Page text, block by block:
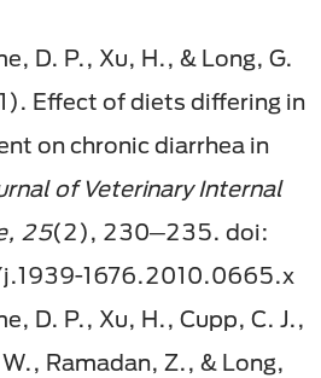
D. P., Xu, H., & Long, G.
Effect of diets differing in
on chronic diarrhea in
of Veterinary Internal
25(2), 230─235. doi:
j.1939-1676.2010.0665.x
D. P., Xu, H., Cupp, C. J.,
Ramadan, Z., & Long,